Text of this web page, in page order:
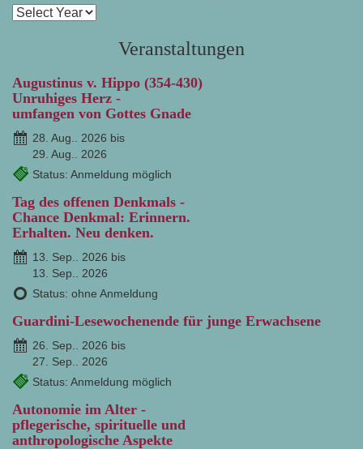
Veranstaltungen
Augustinus v. Hippo (354-430)
Unruhiges Herz -
umfangen von Gottes Gnade
28. Aug.. 2026 bis
29. Aug.. 2026
Status: Anmeldung möglich
Tag des offenen Denkmals -
Chance Denkmal: Erinnern.
Erhalten. Neu denken.
13. Sep.. 2026 bis
13. Sep.. 2026
Status: ohne Anmeldung
Guardini-Lesewochenende für junge Erwachsene
26. Sep.. 2026 bis
27. Sep.. 2026
Status: Anmeldung möglich
Autonomie im Alter -
pflegerische, spirituelle und
anthropologische Aspekte